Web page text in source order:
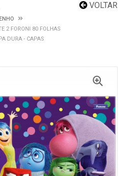
VOLTAR
2 FORONI 80 FOLHAS
DURA - CAPAS